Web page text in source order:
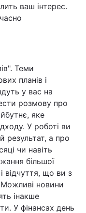
ваш інтерес.
Теми
планів і
у вас на
розмову про
яке
У роботі ви
результат, а про
чи навіть
більшої
відчуття, що ви з
новини
інакше
У фінансах день